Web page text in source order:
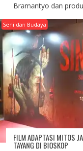
Bramantyo dan
Seni dan Budaya
FILM ADAPTASI MITOS
TAYANG DI BIOSKOP